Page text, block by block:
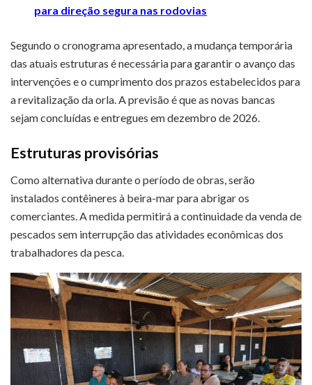
para direção segura nas rodovias
Segundo o cronograma apresentado, a mudança temporária
das atuais estruturas é necessária para garantir o avanço das
intervenções e o cumprimento dos prazos estabelecidos para
a revitalização da orla. A previsão é que as novas bancas
sejam concluídas e entregues em dezembro de 2026.
Estruturas provisórias
Como alternativa durante o período de obras, serão
instalados contêineres à beira-mar para abrigar os
comerciantes. A medida permitirá a continuidade da venda de
pescados sem interrupção das atividades econômicas dos
trabalhadores da pesca.